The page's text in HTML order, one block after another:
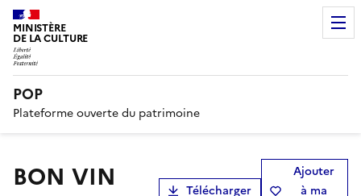
MINISTÈRE
DE LA CULTURE
POP
Plateforme ouverte du patrimoine
BON VIN
Télécharger
Ajouter
à ma